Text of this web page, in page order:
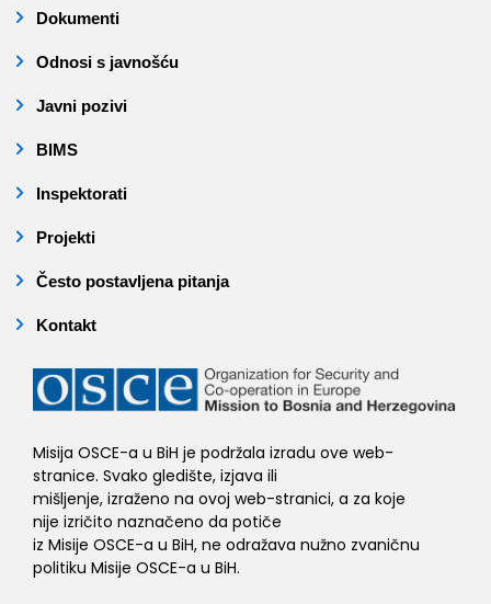
Dokumenti
Odnosi s javnošću
Javni pozivi
BIMS
Inspektorati
Projekti
Često postavljena pitanja
Kontakt
Misija OSCE-a u BiH je podržala izradu ove web-
stranice. Svako gledište, izjava ili
mišljenje, izraženo na ovoj web-stranici, a za koje
nije izričito naznačeno da potiče
iz Misije OSCE-a u BiH, ne odražava nužno zvaničnu
politiku Misije OSCE-a u BiH.